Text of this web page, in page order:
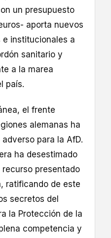
un presupuesto
aporta nuevos
institucionales a
sanitario y
a la marea
país.
el frente
alemanas ha
para la AfD.
ha desestimado
presentado
ratificando de este
secretos del
la Protección de la
competencia y